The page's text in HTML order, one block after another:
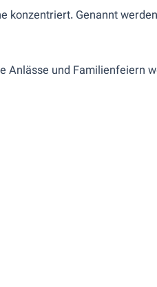
konzentriert. Genannt
Anlässe und Familienfeiern